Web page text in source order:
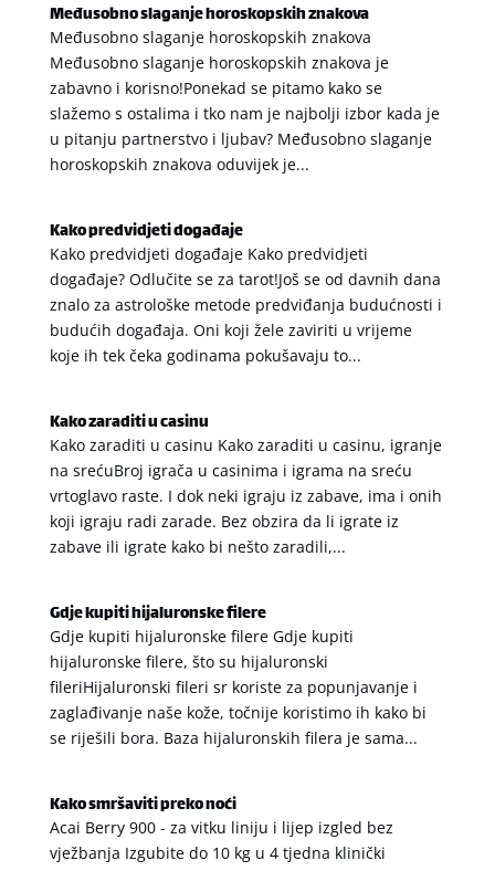
Međusobno slaganje horoskopskih znakova
Međusobno slaganje horoskopskih znakova
Međusobno slaganje horoskopskih znakova je
zabavno i korisno!Ponekad se pitamo kako se
slažemo s ostalima i tko nam je najbolji izbor kada je
u pitanju partnerstvo i ljubav? Međusobno slaganje
horoskopskih znakova oduvijek je...
Kako predvidjeti događaje
Kako predvidjeti događaje Kako predvidjeti
događaje? Odlučite se za tarot!Još se od davnih dana
znalo za astrološke metode predviđanja budućnosti i
budućih događaja. Oni koji žele zaviriti u vrijeme
koje ih tek čeka godinama pokušavaju to...
Kako zaraditi u casinu
Kako zaraditi u casinu Kako zaraditi u casinu, igranje
na srećuBroj igrača u casinima i igrama na sreću
vrtoglavo raste. I dok neki igraju iz zabave, ima i onih
koji igraju radi zarade. Bez obzira da li igrate iz
zabave ili igrate kako bi nešto zaradili,...
Gdje kupiti hijaluronske filere
Gdje kupiti hijaluronske filere Gdje kupiti
hijaluronske filere, što su hijaluronski
fileriHijaluronski fileri sr koriste za popunjavanje i
zaglađivanje naše kože, točnije koristimo ih kako bi
se riješili bora. Baza hijaluronskih filera je sama...
Kako smršaviti preko noći
Acai Berry 900 - za vitku liniju i lijep izgled bez
vježbanja Izgubite do 10 kg u 4 tjedna klinički